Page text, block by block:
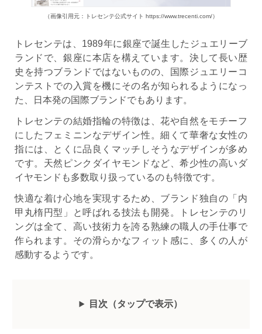
（画像引用元：トレセンテ公式サイト https://www.trecenti.com/）
トレセンテは、1989年に銀座で誕生したジュエリーブ
ランドで、銀座に本店を構えています。決して長い歴
史を持つブランドではないものの、国際ジュエリーコ
ンテストでの入賞を機にその名が知られるようになっ
た、日本発の国際ブランドでもあります。
トレセンテの結婚指輪の特徴は、花や自然をモチーフ
にしたフェミニンなデザイン性。細くて華奢な女性の
指には、とくに品良くマッチしそうなデザインが多め
です。天然ピンクダイヤモンドなど、希少性の高いダ
イヤモンドも多数取り扱っているのも特徴です。
快適な着け心地を実現するため、ブランド独自の「内
甲丸楕円型」と呼ばれる技法も開発。トレセンテのリ
ングは全て、高い技術力を誇る熟練の職人の手仕事で
作られます。その滑らかなフィット感に、多くの人が
感動するようです。
目次（タップで表示）